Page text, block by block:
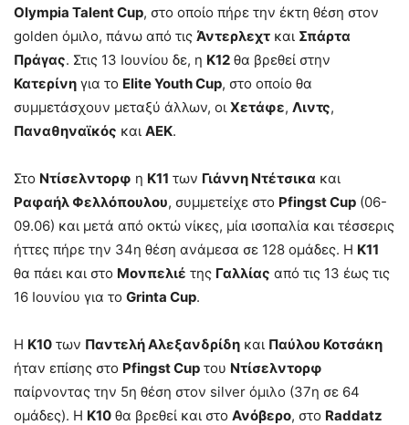
Olympia Talent Cup, στο οποίο πήρε την έκτη θέση στον
golden όμιλο, πάνω από τις Άντερλεχτ και Σπάρτα
Πράγας. Στις 13 Ιουνίου δε, η Κ12 θα βρεθεί στην
Κατερίνη για το Elite Youth Cup, στο οποίο θα
συμμετάσχουν μεταξύ άλλων, οι Χετάφε, Λιντς,
Παναθηναϊκός και ΑΕΚ.
Στο Ντίσελντορφ η Κ11 των Γιάννη Ντέτσικα και
Ραφαήλ Φελλόπουλου, συμμετείχε στο Pfingst Cup (06-
09.06) και μετά από οκτώ νίκες, μία ισοπαλία και τέσσερις
ήττες πήρε την 34η θέση ανάμεσα σε 128 ομάδες. Η Κ11
θα πάει και στο Μονπελιέ της Γαλλίας από τις 13 έως τις
16 Ιουνίου για το Grinta Cup.
Η Κ10 των Παντελή Αλεξανδρίδη και Παύλου Κοτσάκη
ήταν επίσης στο Pfingst Cup του Ντίσελντορφ
παίρνοντας την 5η θέση στον silver όμιλο (37η σε 64
ομάδες). Η Κ10 θα βρεθεί και στο Ανόβερο, στο Raddatz